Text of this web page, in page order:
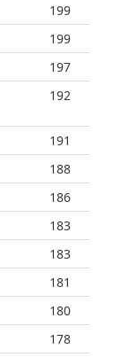
199
199
197
192
191
188
186
183
183
181
180
178